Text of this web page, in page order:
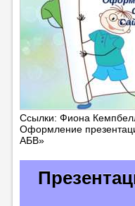
Ссылки: Фиона
Оформление
АБВ»